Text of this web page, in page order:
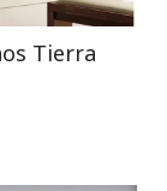
Tierra